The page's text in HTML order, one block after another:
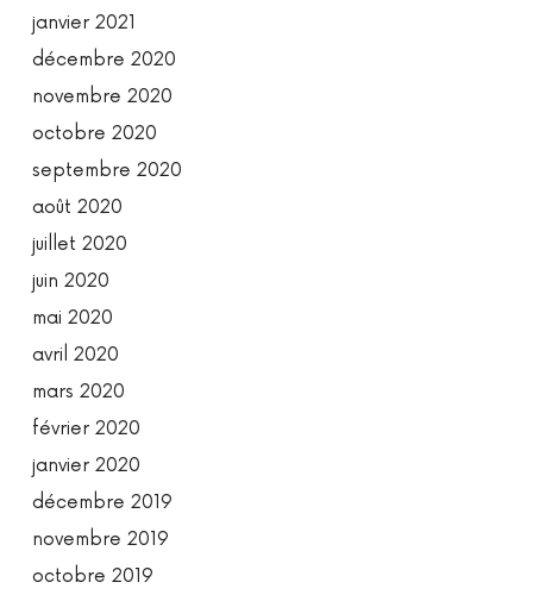
janvier 2021
décembre 2020
novembre 2020
octobre 2020
septembre 2020
août 2020
juillet 2020
juin 2020
mai 2020
avril 2020
mars 2020
février 2020
janvier 2020
décembre 2019
novembre 2019
octobre 2019